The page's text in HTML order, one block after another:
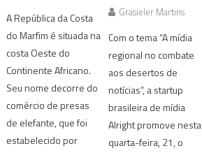
A República da Costa
do Marfim é situada na
costa Oeste do
Continente Africano.
Seu nome decorre do
comércio de presas
de elefante, que foi
estabelecido por
Grasieler Martins
Com o tema “A mídia
regional no combate
aos desertos de
notícias”, a startup
brasileira de mídia
Alright promove nesta
quarta-feira, 21, o